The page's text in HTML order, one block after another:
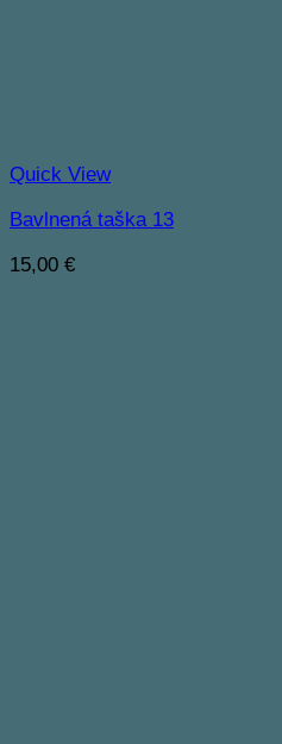
Quick View
Bavlnená taška 13
15,00 €